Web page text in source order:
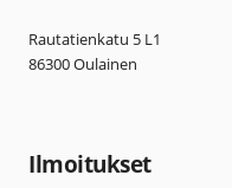
Rautatienkatu 5 L1
86300 Oulainen
Ilmoitukset